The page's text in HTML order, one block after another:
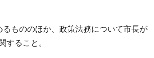
るもののほか、政策法務について市長が
すること。